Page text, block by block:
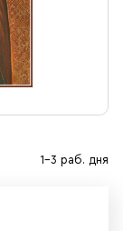
1-3 раб. дня